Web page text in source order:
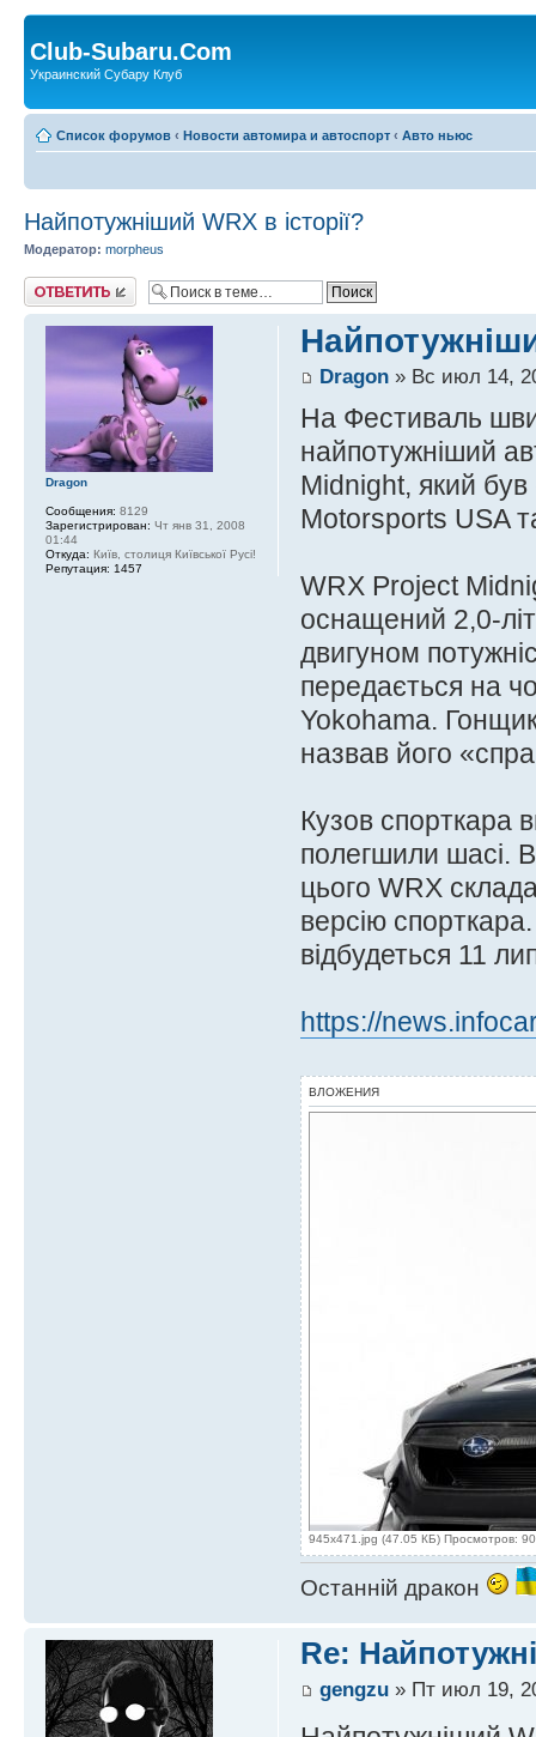
Club-Subaru.Com
Украинский Субару Клуб
Список форумов ‹ Новости автомира и автоспорт ‹ Авто ньюс
Найпотужніший WRX в історії?
Модератор: morpheus
Ответить
Dragon» Вс июл 14,
На Фестиваль
найпотужніший
Midnight, який
Motorsports USA
WRX Project
оснащений 2,0-
двигуном
передається на
Yokohama.
назвав його
Кузов спорткара
полегшили шасі. В
цього WRX
версію
відбудеться 11
https://
ВЛОЖЕНИЯ
945x471.jpg (47.05 КБ) Просмотров:
Останній дракон
Dragon
Сообщения: 8129
Зарегистрирован: Чт янв 31, 2008
01:44
Откуда: Київ, столиця Київської Русі!
Репутация: 1457
Re:
gengzu» Пт июл 19,